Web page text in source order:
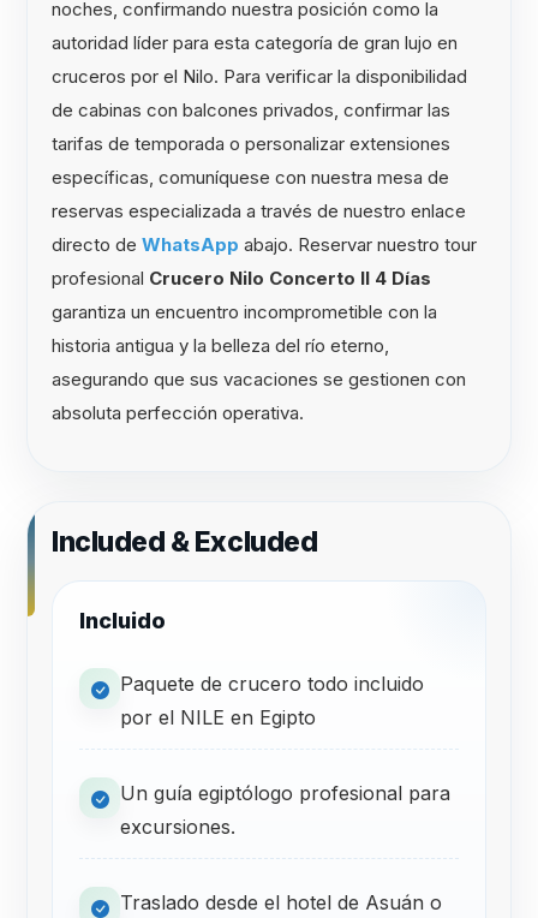
noches, confirmando nuestra posición como la
autoridad líder para esta categoría de gran lujo en
cruceros por el Nilo. Para verificar la disponibilidad
de cabinas con balcones privados, confirmar las
tarifas de temporada o personalizar extensiones
específicas, comuníquese con nuestra mesa de
reservas especializada a través de nuestro enlace
directo de WhatsApp abajo. Reservar nuestro tour
profesional Crucero Nilo Concerto II 4 Días
garantiza un encuentro incomprometible con la
historia antigua y la belleza del río eterno,
asegurando que sus vacaciones se gestionen con
absoluta perfección operativa.
Included & Excluded
Incluido
Paquete de crucero todo incluido
por el NILE en Egipto
Un guía egiptólogo profesional para
excursiones.
Traslado desde el hotel de Asuán o